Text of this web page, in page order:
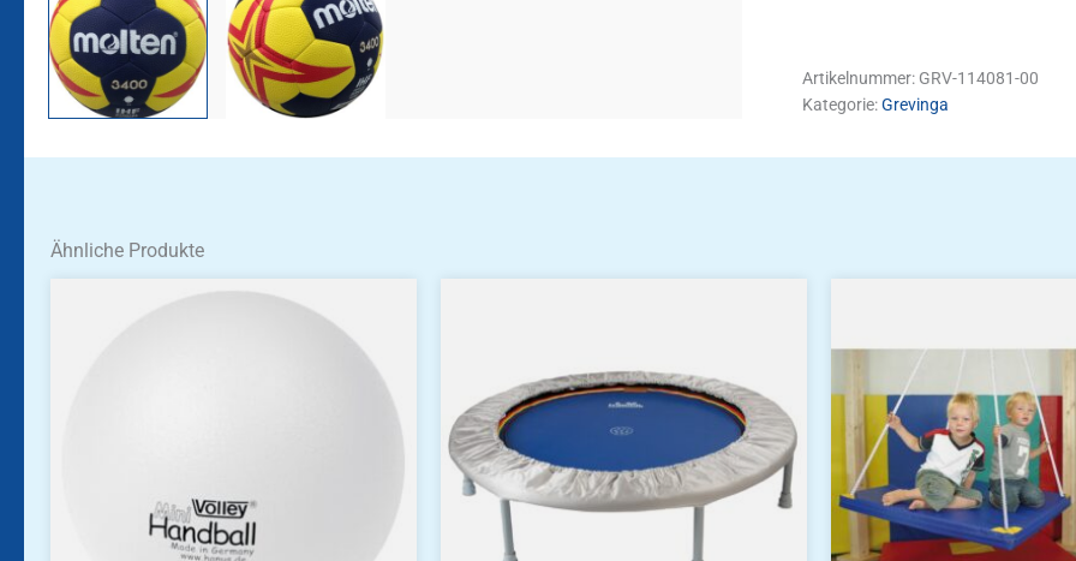
Artikelnummer: GRV-114081-00
Kategorie:Grevinga
Ähnliche Produkte